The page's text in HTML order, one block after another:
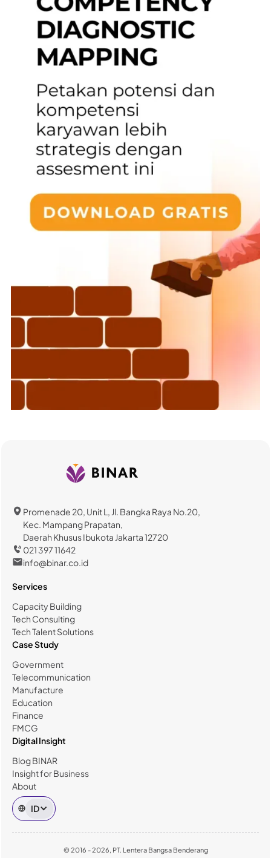
Promenade 20, Unit L, Jl. Bangka Raya No.20,
Kec. Mampang Prapatan,
Daerah Khusus Ibukota Jakarta 12720
021 397 11642
info@binar.co.id
Services
Capacity Building
Tech Consulting
Tech Talent Solutions
Case Study
Government
Telecommunication
Manufacture
Education
Finance
FMCG
Digital Insight
Blog BINAR
Insight for Business
About
ID
© 2016 - 2026, PT. Lentera Bangsa Benderang